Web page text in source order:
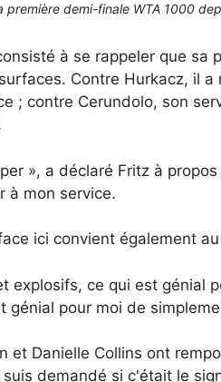
première demi-finale WTA 1000
à se rappeler que sa
Contre Hurkacz, il
; contre Cerundolo, son
», a déclaré Fritz à
à mon service.
ici convient également
explosifs, ce qui est génial
génial pour moi de
et Danielle Collins ont
demandé si c'était le